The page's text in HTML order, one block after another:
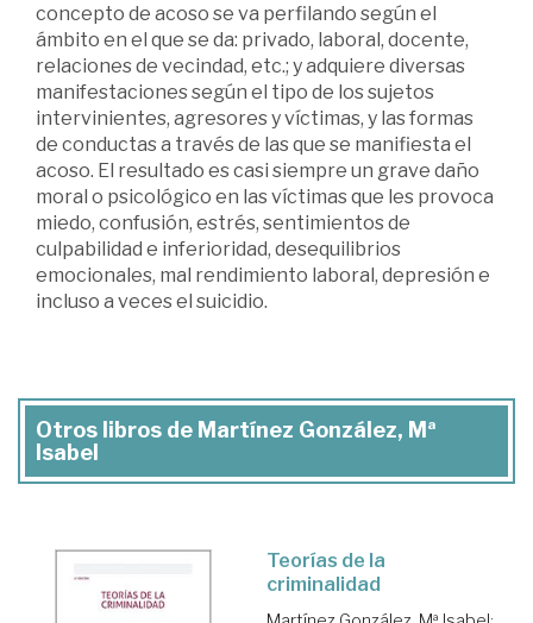
concepto de acoso se va perfilando según el
ámbito en el que se da: privado, laboral, docente,
relaciones de vecindad, etc.; y adquiere diversas
manifestaciones según el tipo de los sujetos
intervinientes, agresores y víctimas, y las formas
de conductas a través de las que se manifiesta el
acoso. El resultado es casi siempre un grave daño
moral o psicológico en las víctimas que les provoca
miedo, confusión, estrés, sentimientos de
culpabilidad e inferioridad, desequilibrios
emocionales, mal rendimiento laboral, depresión e
incluso a veces el suicidio.
Otros libros de Martínez González, Mª
Isabel
Teorías de la
criminalidad